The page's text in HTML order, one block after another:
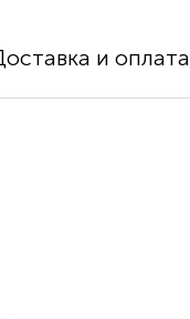
и оплата